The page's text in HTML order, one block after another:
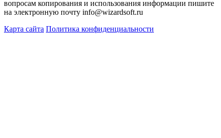
вопросам копирования и использования информации пишите
на электронную почту info@wizardsoft.ru
Карта сайта Политика конфиденциальности